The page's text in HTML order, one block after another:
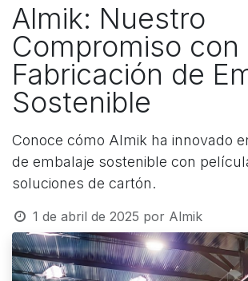
Almik: Nuestro
Compromiso con
Fabricación de
Sostenible
Conoce cómo Almik ha innovado
de embalaje sostenible con
soluciones de cartón.
1 de abril de 2025 por Almik